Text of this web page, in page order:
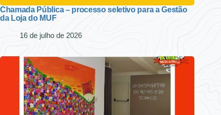
Chamada Pública – processo seletivo para a Gestão
da Loja do MUF
16 de julho de 2026